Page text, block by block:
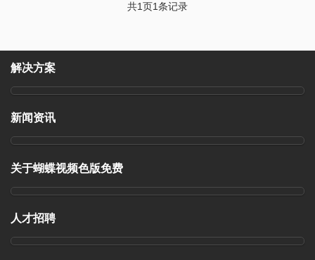
共1页1条记录
解决方案
新闻资讯
关于蝴蝶视频色版免费
人才招聘